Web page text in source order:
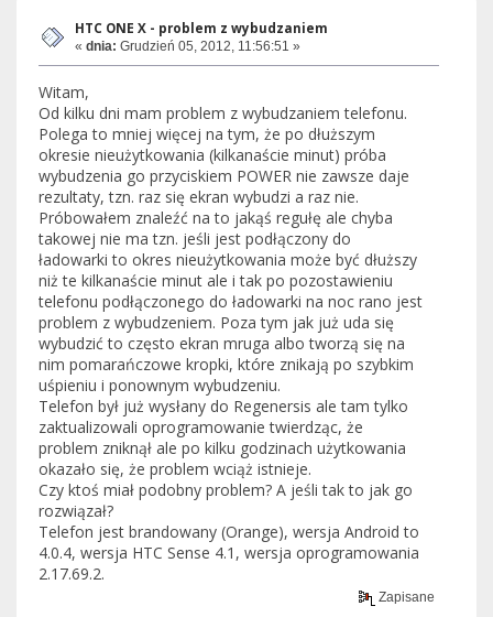
HTC ONE X - problem z wybudzaniem
« dnia: Grudzień 05, 2012, 11:56:51 »
Witam,
Od kilku dni mam problem z wybudzaniem telefonu.
Polega to mniej więcej na tym, że po dłuższym
okresie nieużytkowania (kilkanaście minut) próba
wybudzenia go przyciskiem POWER nie zawsze daje
rezultaty, tzn. raz się ekran wybudzi a raz nie.
Próbowałem znaleźć na to jakąś regułę ale chyba
takowej nie ma tzn. jeśli jest podłączony do
ładowarki to okres nieużytkowania może być dłuższy
niż te kilkanaście minut ale i tak po pozostawieniu
telefonu podłączonego do ładowarki na noc rano jest
problem z wybudzeniem. Poza tym jak już uda się
wybudzić to często ekran mruga albo tworzą się na
nim pomarańczowe kropki, które znikają po szybkim
uśpieniu i ponownym wybudzeniu.
Telefon był już wysłany do Regenersis ale tam tylko
zaktualizowali oprogramowanie twierdząc, że
problem zniknął ale po kilku godzinach użytkowania
okazało się, że problem wciąż istnieje.
Czy ktoś miał podobny problem? A jeśli tak to jak go
rozwiązał?
Telefon jest brandowany (Orange), wersja Android to
4.0.4, wersja HTC Sense 4.1, wersja oprogramowania
2.17.69.2.
Zapisane